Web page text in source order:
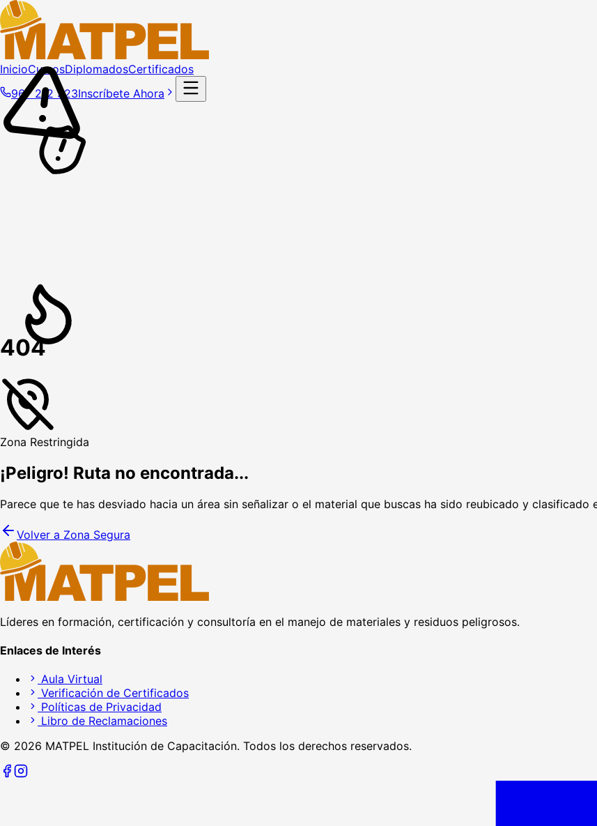
InicioCursosDiplomadosCertificados
967 212 323Inscríbete Ahora
404
Zona Restringida
¡Peligro! Ruta no encontrada...
Parece que te has desviado hacia un área sin señalizar o el material que buscas ha sido reubicado y clasificado
Volver a Zona Segura
Líderes en formación, certificación y consultoría en el manejo de materiales y residuos peligrosos.
Enlaces de Interés
Aula Virtual
Verificación de Certificados
Políticas de Privacidad
Libro de Reclamaciones
© 2026 MATPEL Institución de Capacitación. Todos los derechos reservados.